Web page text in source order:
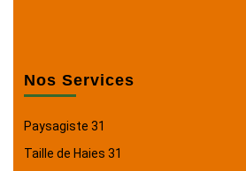
Nos Services
Paysagiste 31
Taille de Haies 31